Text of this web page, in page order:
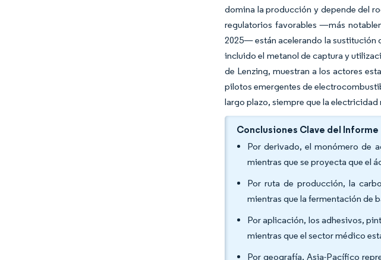
domina la producción y depende del
regulatorios favorables —más
2025— están acelerando la sustitución
incluido el metanol de captura y
de Lenzing, muestran a los actores
pilotos emergentes de
largo plazo, siempre que la
Conclusiones Clave del Informe
Por derivado, el monómero de
mientras que se proyecta que el
Por ruta de producción, la
mientras que la fermentación de
Por aplicación, los adhesivos,
mientras que el sector médico
Por geografía, Asia-Pacífico